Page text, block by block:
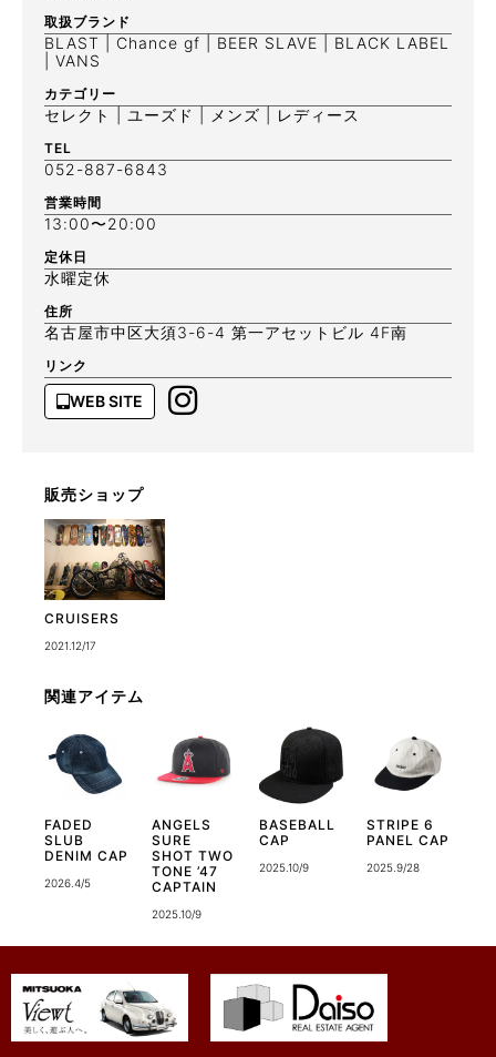
取扱ブランド
BLAST | Chance gf | BEER SLAVE | BLACK LABEL
| VANS
カテゴリー
セレクト | ユーズド | メンズ | レディース
TEL
052-887-6843
営業時間
13:00〜20:00
定休日
水曜定休
住所
名古屋市中区大須3-6-4 第一アセットビル 4F南
リンク
WEB SITE
販売ショップ
CRUISERS
2021.12/17
関連アイテム
FADED
SLUB
DENIM CAP
2026.4/5
ANGELS
SURE
SHOT TWO
TONE ’47
CAPTAIN
2025.10/9
BASEBALL
CAP
2025.10/9
STRIPE 6
PANEL CAP
2025.9/28